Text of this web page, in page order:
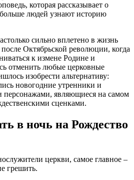
которая рассказывает о
людей узнают историю
сильно вплетено в жизнь
Октябрьской революции, когда
к измене Родине и
отменить любые церковные
изобрести альтернативу:
новогодние утренники и
персонажами, являющиеся на самом
сценками.
в ночь на Рождество
церкви, самое главное –
грешить.